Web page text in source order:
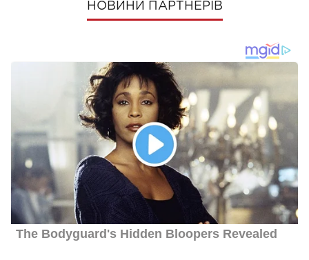
НОВИНИ ПАРТНЕРІВ